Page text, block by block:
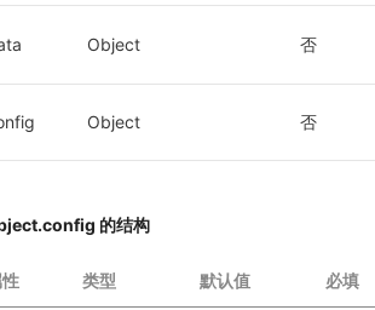
Object 否
Object 否
的结构
类型 默认值 必填